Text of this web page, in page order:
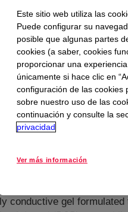
CONTENIDO TÉCNICO
Gel
conductive gel
Este sitio web utiliza las
Puede configurar su
posible que algunas partes
cookies (a saber, cookies
proporcionar una
únicamente si hace clic en
configuración de las cookies
sobre nuestro uso de las
continuación y consulte la
privacidad
Ver más información